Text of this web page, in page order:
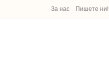
За нас Пишете ни!